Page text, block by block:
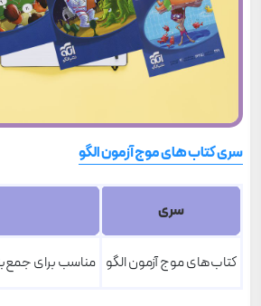
سری کتاب های موج آزمون الگو
سری
کتاب‌های موج آزمون الگو مناسب برای